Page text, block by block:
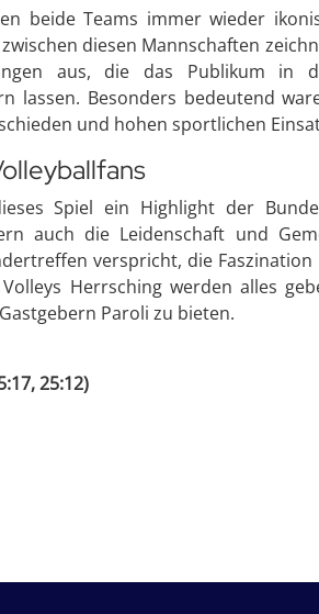
beide Teams immer wieder
diesen Mannschaften
aus, die das Publikum in
lassen. Besonders bedeutend
und hohen sportlichen
Spiel ein Highlight der
auch die Leidenschaft und
verspricht, die
Herrsching werden alles
Paroli zu bieten.
25:12)